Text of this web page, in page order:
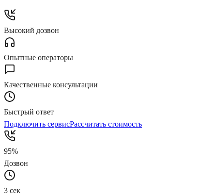
Высокий дозвон
Опытные операторы
Качественные консультации
Быстрый ответ
Подключить сервисРассчитать стоимость
95%
Дозвон
3 сек